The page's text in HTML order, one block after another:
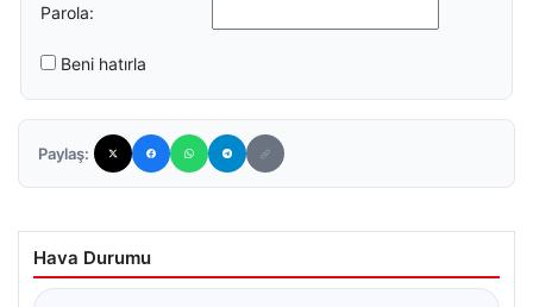
Parola:
Beni hatırla
Paylaş:
Hava Durumu